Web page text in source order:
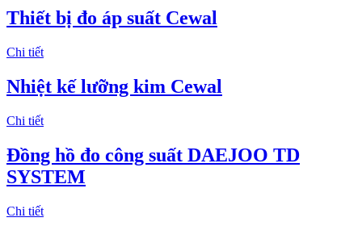
Thiết bị đo áp suất Cewal
Chi tiết
Nhiệt kế lưỡng kim Cewal
Chi tiết
Đồng hồ đo công suất DAEJOO TD
SYSTEM
Chi tiết